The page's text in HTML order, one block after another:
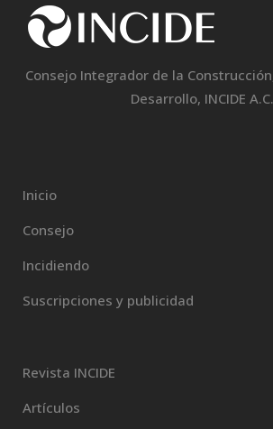
Consejo Integrador de la
Desarrollo, INCIDE A.C.
Inicio
Consejo
Incidiendo
Suscripciones y publicidad
Revista INCIDE
Artículos